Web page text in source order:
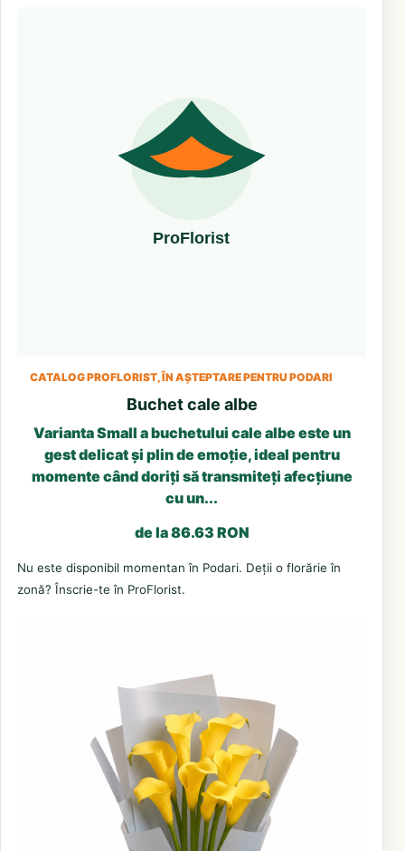
CATALOG PROFLORIST, ÎN AȘTEPTARE PENTRU PODARI
Buchet cale albe
Varianta Small a buchetului cale albe este un
gest delicat și plin de emoție, ideal pentru
momente când doriți să transmiteți afecțiune
cu un...
de la 86.63 RON
Nu este disponibil momentan în Podari. Deții o florărie în
zonă? Înscrie-te în ProFlorist.